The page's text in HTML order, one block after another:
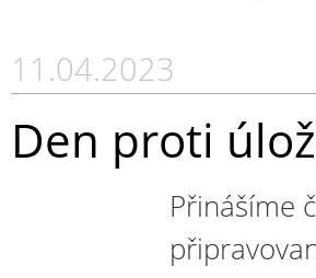
11.04.2023
Den proti
Přinášíme